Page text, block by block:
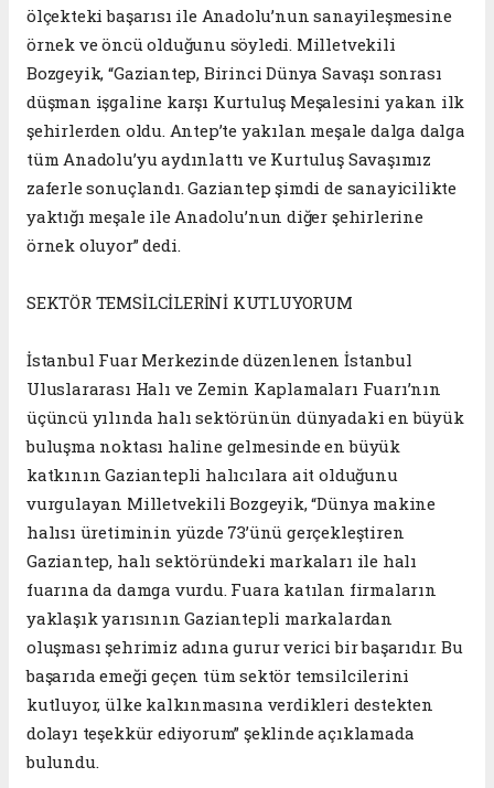
ölçekteki başarısı ile Anadolu’nun sanayileşmesine
örnek ve öncü olduğunu söyledi. Milletvekili
Bozgeyik, “Gaziantep, Birinci Dünya Savaşı sonrası
düşman işgaline karşı Kurtuluş Meşalesini yakan ilk
şehirlerden oldu. Antep’te yakılan meşale dalga dalga
tüm Anadolu’yu aydınlattı ve Kurtuluş Savaşımız
zaferle sonuçlandı. Gaziantep şimdi de sanayicilikte
yaktığı meşale ile Anadolu’nun diğer şehirlerine
örnek oluyor” dedi.
SEKTÖR TEMSİLCİLERİNİ KUTLUYORUM
İstanbul Fuar Merkezinde düzenlenen İstanbul
Uluslararası Halı ve Zemin Kaplamaları Fuarı’nın
üçüncü yılında halı sektörünün dünyadaki en büyük
buluşma noktası haline gelmesinde en büyük
katkının Gaziantepli halıcılara ait olduğunu
vurgulayan Milletvekili Bozgeyik, “Dünya makine
halısı üretiminin yüzde 73’ünü gerçekleştiren
Gaziantep, halı sektöründeki markaları ile halı
fuarına da damga vurdu. Fuara katılan firmaların
yaklaşık yarısının Gaziantepli markalardan
oluşması şehrimiz adına gurur verici bir başarıdır. Bu
başarıda emeği geçen tüm sektör temsilcilerini
kutluyor, ülke kalkınmasına verdikleri destekten
dolayı teşekkür ediyorum” şeklinde açıklamada
bulundu.